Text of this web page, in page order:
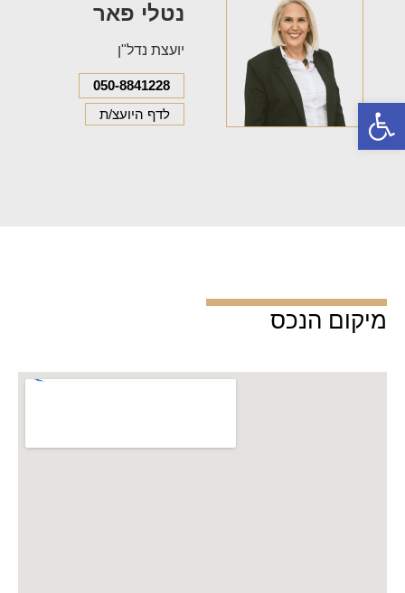
פתח סרגל נגישות
נטלי פאר
יועצת נדל"ן
050-8841228
לדף היועצ/ת
מיקום הנכס